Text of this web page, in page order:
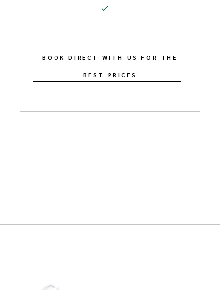
BOOK DIRECT WITH US FOR THE
BEST PRICES